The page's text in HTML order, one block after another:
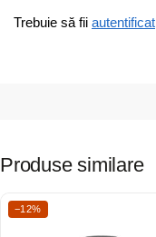
Trebuie să fii autentificat
Produse similare
−12%